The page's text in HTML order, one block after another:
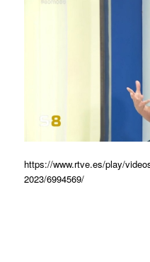
https://www.rtve.es/play/
2023/6994569/